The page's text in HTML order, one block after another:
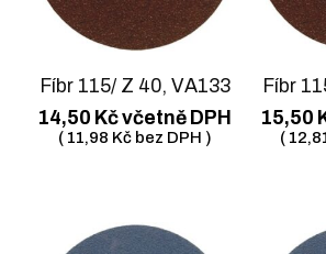
Fíbr 115/ Z 40, VA133
14,50 Kčvčetně DPH
( 11,98 Kčbez DPH )
Fíbr
15,50
(